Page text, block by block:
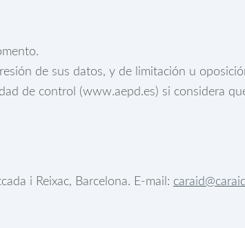
de sus datos, y de limitación u
de control (www.aepd.es) si considera
i Reixac, Barcelona. E-mail: